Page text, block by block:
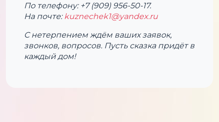
По телефону: +7 (909) 956-50-17.
На почте:kuznechek1@yandex.ru
С нетерпением ждём ваших заявок,
звонков, вопросов. Пусть сказка придёт в
каждый дом!